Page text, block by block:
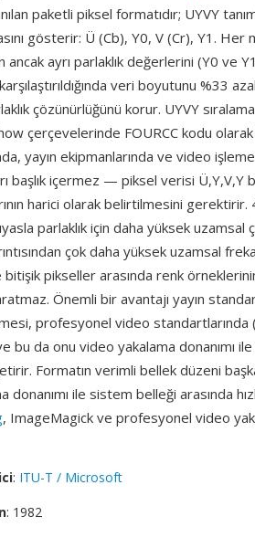
paketli piksel formatıdır; UYVY
gösterir: Ü (Cb), Y0, V (Cr), Y1.
ancak ayrı parlaklık değerlerini (Y0 ve
veri boyutunu %33
çözünürlüğünü korur. UYVY
çerçevelerinde FOURCC kodu
yayın ekipmanlarında ve video
başlık içermez — piksel verisi
harici olarak belirtilmesini
parlaklık için daha yüksek
çok daha yüksek uzamsal
bitişik pikseller arasında renk
Önemli bir avantajı yayın
profesyonel video standartlarında
bu da onu video yakalama donanımı
Formatın verimli bellek düzeni
donanımı ile sistem belleği arasında
, ImageMagick ve profesyonel video
: ITU-T / Microsoft
: 1982